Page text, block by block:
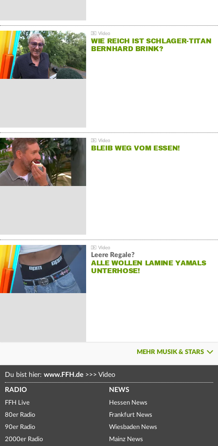
WIE REICH IST SCHLAGER-TITAN
BERNHARD BRINK?
BLEIB WEG VOM ESSEN!
Leere Regale?
ALLE WOLLEN LAMINE YAMALS
UNTERHOSE!
MEHR MUSIK & STARS
Du bist hier: www.FFH.de >>> Video
RADIO
FFH Live
80er Radio
90er Radio
2000er Radio
NEWS
Hessen News
Frankfurt News
Wiesbaden News
Mainz News